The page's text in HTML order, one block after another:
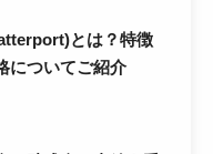
とは？特徴
についてご紹介